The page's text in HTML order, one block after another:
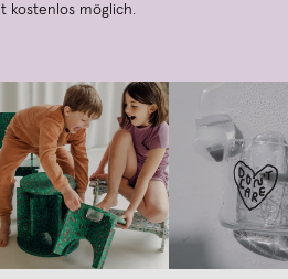
kostenlos möglich.